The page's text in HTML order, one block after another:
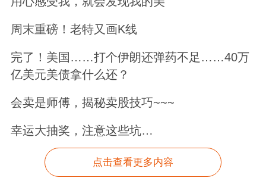
周末重磅！老特又画K线
完了！美国……打个伊朗还弹药不足……40万
亿美元美债拿什么还？
会卖是师傅，揭秘卖股技巧~~~
幸运大抽奖，注意这些坑…
点击查看更多内容